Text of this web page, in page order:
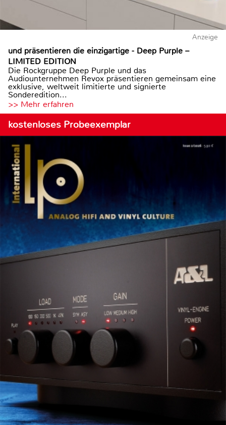
Anzeige
und präsentieren die einzigartige - Deep Purple –
LIMITED EDITION
Die Rockgruppe Deep Purple und das
Audiounternehmen Revox präsentieren gemeinsam eine
exklusive, weltweit limitierte und signierte
Sonderedition...
>> Mehr erfahren
kostenloses Probeexemplar